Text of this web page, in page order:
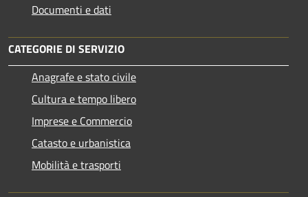
Documenti e dati
CATEGORIE DI SERVIZIO
Anagrafe e stato civile
Cultura e tempo libero
Imprese e Commercio
Catasto e urbanistica
Mobilità e trasporti